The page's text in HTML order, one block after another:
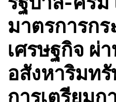
มาตรการก
เศรษฐกิจ ผ่
อสังหาริมท
การเตรียมก